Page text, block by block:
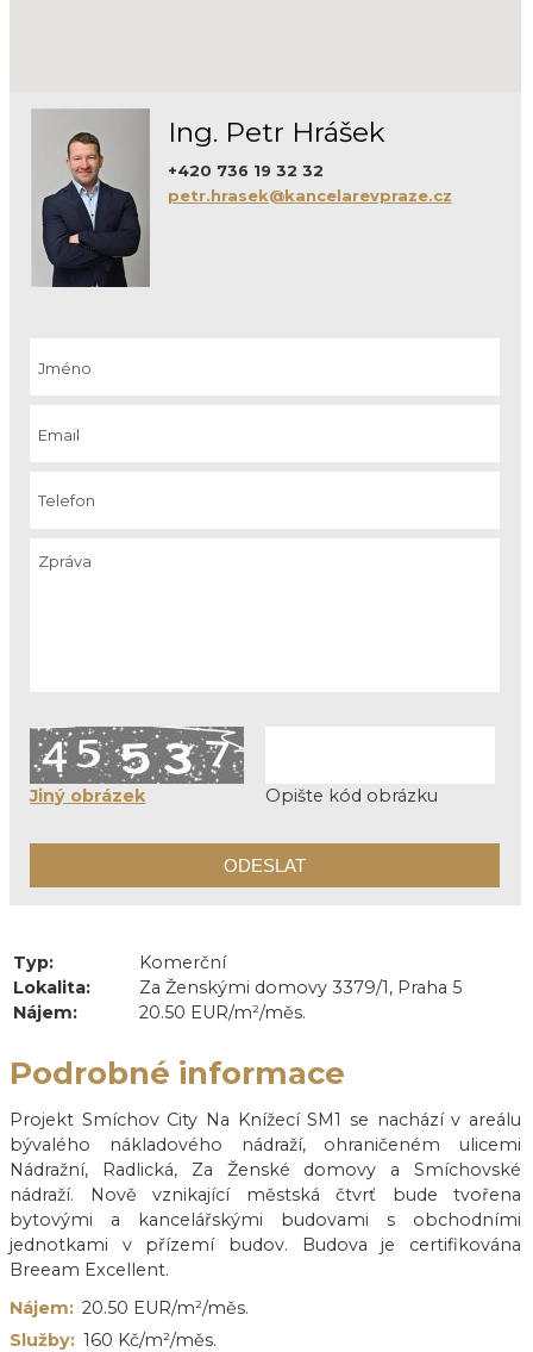
Ing. Petr Hrášek
+420 736 19 32 32
petr.hrasek@kancelarevpraze.cz
Jiný obrázek Opište kód obrázku
Typ:
Komerční
Lokalita:
Za Ženskými domovy 3379/1, Praha 5
Nájem:
20.50 EUR/m²/měs.
Podrobné informace
Projekt Smíchov City Na Knížecí SM1 se nachází v areálu
bývalého nákladového nádraží, ohraničeném ulicemi
Nádražní, Radlická, Za Ženské domovy a Smíchovské
nádraží. Nově vznikající městská čtvrť bude tvořena
bytovými a kancelářskými budovami s obchodními
jednotkami v přízemí budov. Budova je certifikována
Breeam Excellent.
Nájem: 20.50 EUR/m²/měs.
Služby: 160 Kč/m²/měs.